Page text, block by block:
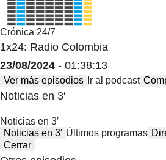
Crónica 24/7
1x24: Radio Colombia
23/08/2024 - 01:38:13
Ver más episodios Ir al podcast
Noticias en 3′
Noticias en 3′
Noticias en 3′ Últimos programas
Cerrar